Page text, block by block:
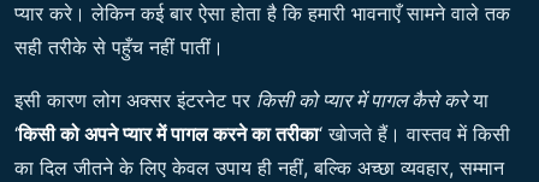
प्यार करे। लेकिन कई बार ऐसा होता है कि हमारी भावनाएँ सामने वाले तक
सही तरीके से पहुँच नहीं पातीं।
इसी कारण लोग अक्सर इंटरनेट पर किसी को प्यार में पागल कैसे करेया
‘किसी को अपने प्यार में पागल करने का तरीका‘ खोजते हैं। वास्तव में किसी
का दिल जीतने के लिए केवल उपाय ही नहीं, बल्कि अच्छा व्यवहार, सम्मान